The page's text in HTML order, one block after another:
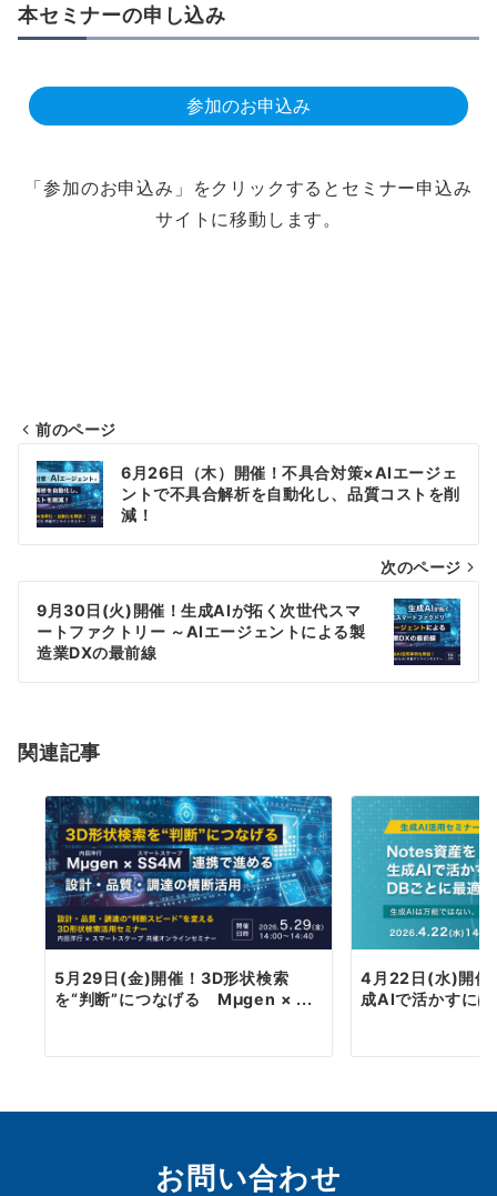
本セミナーの申し込み
参加のお申込み
「参加のお申込み」をクリックするとセミナー申込み
サイトに移動します。
投
稿
ナ
ビ
ゲ
ー
シ
ン
前のページ
6月26日（木）開催！不具合対策×AIエージェ
ントで不具合解析を⾃動化し、品質コストを削
減！
次のページ
9月30日(火)開催！生成AIが拓く次世代スマ
ートファクトリー ～AIエージェントによる製
造業DXの最前線
関連記事
5月29日(金)開催！3D形状検索
を“判断”につなげる Mµgen × ...
4月22日(水)開催
成AIで活かすに
お問い合わせ